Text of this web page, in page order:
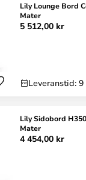
Lily Lounge Bord
Mater
5 512,00 kr
Leveranstid:
Lily Sidobord
Mater
4 454,00 kr